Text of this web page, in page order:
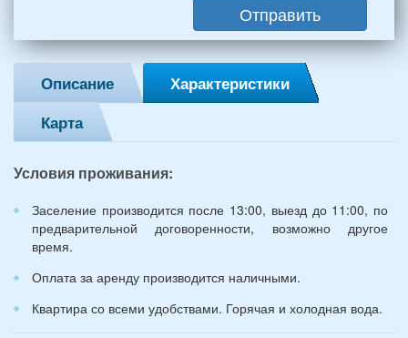
и
2
детей
(возраст
и
лет):
Отправить
Описание
Характеристики
Карта
Условия проживания:
Заселение производится после 13:00, выезд до 11:00, по
предварительной договоренности, возможно другое
время.
Оплата за аренду производится наличными.
Квартира со всеми удобствами. Горячая и холодная вода.